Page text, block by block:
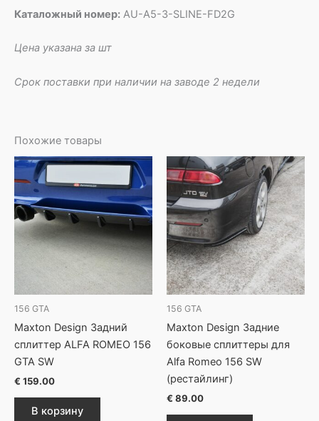
Каталожный номер: AU-A5-3-SLINE-FD2G
Цена указана за шт
Срок поставки при наличии на заводе 2 недели
Похожие товары
156 GTA
Maxton Design Задний
сплиттер ALFA ROMEO 156
GTA SW
€ 159.00
В корзину
156 GTA
Maxton Design Задние
боковые сплиттеры для
Alfa Romeo 156 SW
(рестайлинг)
€ 89.00